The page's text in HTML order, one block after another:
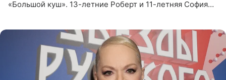
«Большой куш». 13-летние Роберт и 11-летняя София